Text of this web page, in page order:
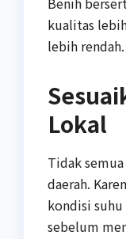
kualitas
lebih rendah.
Lokal
Tidak
daerah.
kondisi
sebelum